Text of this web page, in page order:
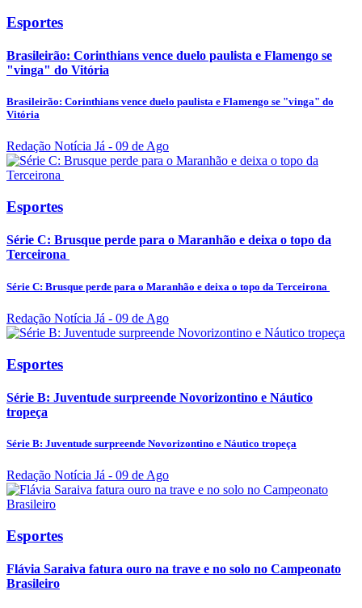
Esportes
Brasileirão: Corinthians vence duelo paulista e Flamengo se
"vinga" do Vitória
Brasileirão: Corinthians vence duelo paulista e Flamengo se "vinga" do
Vitória
Redação Notícia Já - 09 de Ago
Esportes
Série C: Brusque perde para o Maranhão e deixa o topo da
Terceirona
Série C: Brusque perde para o Maranhão e deixa o topo da Terceirona
Redação Notícia Já - 09 de Ago
Esportes
Série B: Juventude surpreende Novorizontino e Náutico
tropeça
Série B: Juventude surpreende Novorizontino e Náutico tropeça
Redação Notícia Já - 09 de Ago
Esportes
Flávia Saraiva fatura ouro na trave e no solo no Campeonato
Brasileiro